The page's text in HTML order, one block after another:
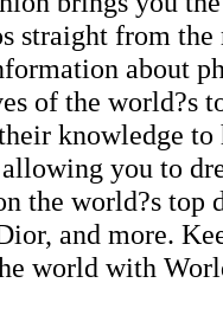
straight from the
about
of the world?s
knowledge
you to
the world?s top
and more.
world with